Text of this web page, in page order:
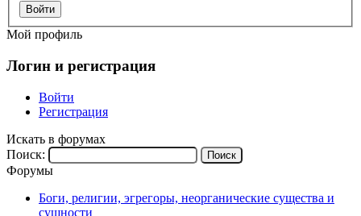
Войти
Мой профиль
Логин и регистрация
Войти
Регистрация
Искать в форумах
Поиск:
Форумы
Боги, религии, эгрегоры, неорганические существа и
сущности